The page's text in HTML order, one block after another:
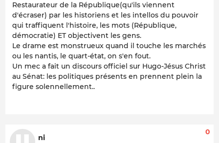
Restaurateur de la République(qu'ils viennent
d'écraser) par les historiens et les intellos du pouvoir
qui traffiquent l'histoire, les mots (République,
démocratie) ET objectivent les gens.
Le drame est monstrueux quand il touche les marchés
ou les nantis, le quart-état, on s'en fout.
Un mec a fait un discours officiel sur Hugo-Jésus Christ
au Sénat: les politiques présents en prennent plein la
figure solennellement..
ni
0